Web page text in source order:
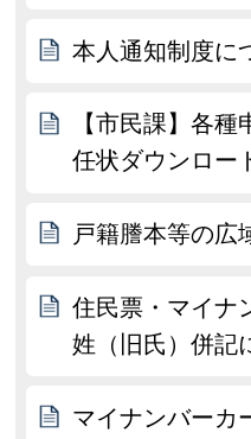
本人通知制度に
【市民課】各
任状ダウンロー
戸籍謄本等の広
住民票・マイナ
姓（旧氏）併記
マイナンバーカ